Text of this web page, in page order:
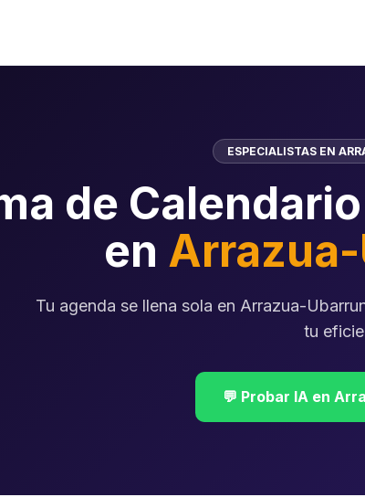
ESPECIALISTAS EN
de
en
Tu agenda se llena sola en Arrazua-
tu
💬 Probar IA en